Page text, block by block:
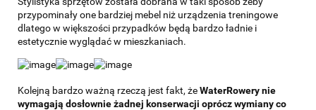
przypominały one bardziej mebel niż urządzenia treningowe
dlatego w większości przypadków będą bardzo ładnie i
estetycznie wyglądać w mieszkaniach.
Kolejną bardzo ważną rzeczą jest fakt, żeWaterRowery nie
wymagają dosłownie żadnej konserwacji oprócz wymiany co